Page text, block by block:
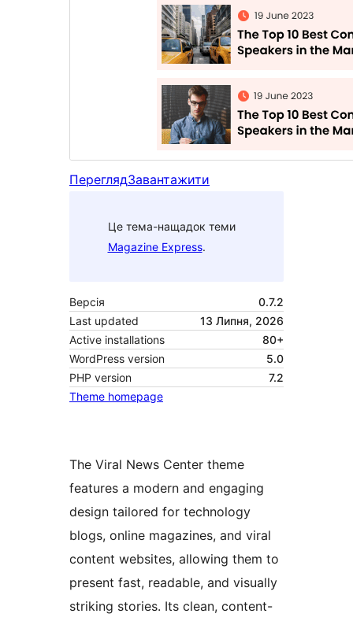
ПереглядЗавантажити
Це тема-нащадок теми
Magazine Express.
Версія
0.7.2
Last updated
13 Липня, 2026
Active installations
80+
WordPress version
5.0
PHP version
7.2
Theme homepage
The Viral News Center theme
features a modern and engaging
design tailored for technology
blogs, online magazines, and viral
content websites, allowing them to
present fast, readable, and visually
striking stories. Its clean, content-